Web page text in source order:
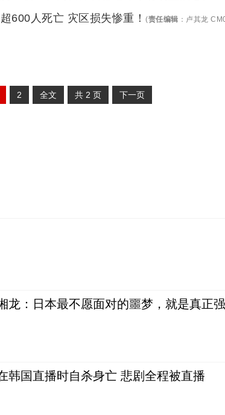
600人死亡 灾区损失惨重！(责任编辑 ： 卢其龙
2 全文 共 2 页 下一页
龙：日本最不愿面对的噩梦，就是真正
韩国直播时自杀身亡 悲剧全程被直播